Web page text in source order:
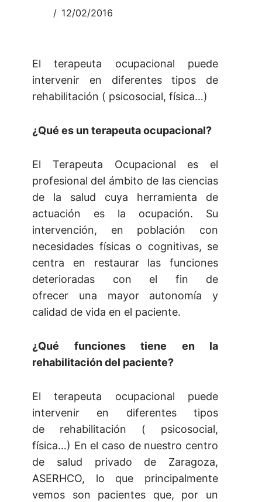
12/02/2016
El terapeuta ocupacional puede
intervenir en diferentes tipos de
rehabilitación ( psicosocial, física…)
¿Qué es un terapeuta ocupacional?
El Terapeuta Ocupacional es el
profesional del ámbito de las ciencias
de la salud cuya herramienta de
actuación es la ocupación. Su
intervención, en población con
necesidades físicas o cognitivas, se
centra en restaurar las funciones
deterioradas con el fin de
ofrecer una mayor autonomía y
calidad de vida en el paciente.
¿Qué funciones tiene en la
rehabilitación del paciente?
El terapeuta ocupacional puede
intervenir en diferentes tipos
de rehabilitación ( psicosocial,
física…) En el caso de nuestro centro
de salud privado de Zaragoza,
ASERHCO, lo que principalmente
vemos son pacientes que, por un